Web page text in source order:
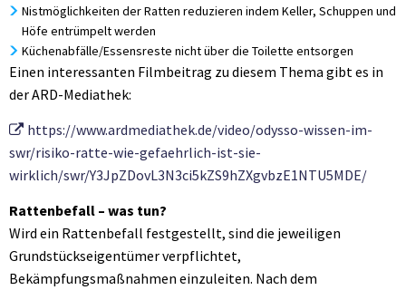
Nistmöglichkeiten der Ratten reduzieren indem Keller, Schuppen und
Höfe entrümpelt werden
Küchenabfälle/Essensreste nicht über die Toilette entsorgen
Einen interessanten Filmbeitrag zu diesem Thema gibt es in
der ARD-Mediathek:
https://www.ardmediathek.de/video/odysso-wissen-im-
swr/risiko-ratte-wie-gefaehrlich-ist-sie-
wirklich/swr/Y3JpZDovL3N3ci5kZS9hZXgvbzE1NTU5MDE/
Rattenbefall – was tun?
Wird ein Rattenbefall festgestellt, sind die jeweiligen
Grundstückseigentümer verpflichtet,
Bekämpfungsmaßnahmen einzuleiten. Nach dem